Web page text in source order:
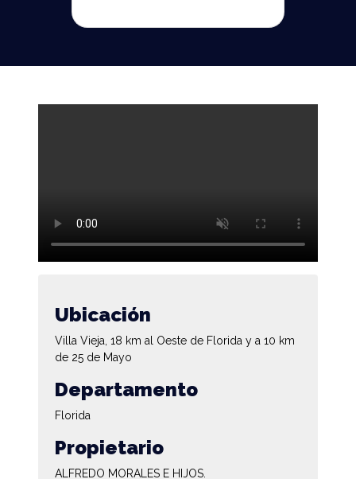
Ubicación
Villa Vieja, 18 km al Oeste de Florida y a 10 km
de 25 de Mayo
Departamento
Florida
Propietario
ALFREDO MORALES E HIJOS.